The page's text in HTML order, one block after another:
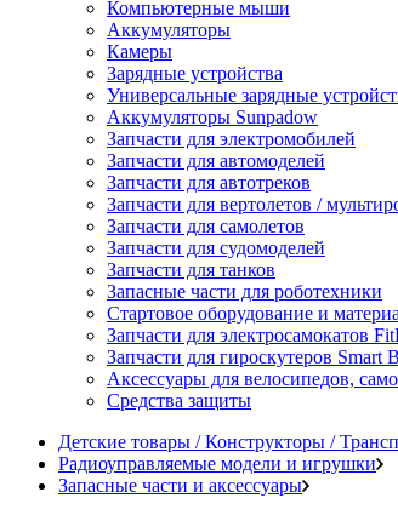
Компьютерные мыши
Аккумуляторы
Камеры
Зарядные устройства
Универсальные зарядные
Аккумуляторы Sunpadow
Запчасти для электромобилей
Запчасти для автомоделей
Запчасти для автотреков
Запчасти для вертолетов /
Запчасти для самолетов
Запчасти для судомоделей
Запчасти для танков
Запасные части для роботехники
Стартовое оборудование и
Запчасти для электросамокатов
Запчасти для гироскутеров Smart
Аксессуары для велосипедов,
Средства защиты
Детские товары / Конструкторы /
Радиоуправляемые модели и игрушки
Запасные части и аксессуары